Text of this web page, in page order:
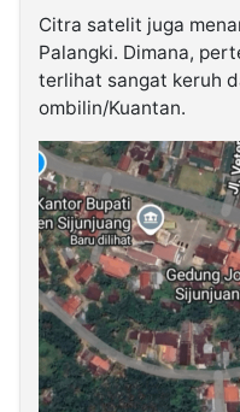
Citra satelit juga
Palangki. Dimana,
terlihat sangat keruh
ombilin/Kuantan.